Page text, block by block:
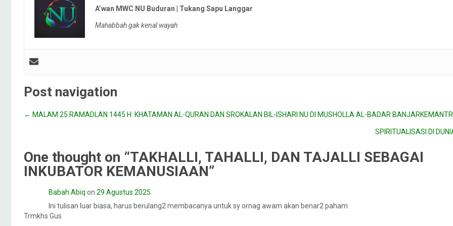
A’wan MWC NU Buduran | Tukang Sapu Langgar
Mahabbah gak kenal wayah
Post navigation
← MALAM 25 RAMADLAN 1445 H: KHATAMAN AL-QURAN DAN SROKALAN BIL-ISHARI NU DI MUSHOLLA AL-BADAR
SPIRITUALISASI DI
One thought on “TAKHALLI, TAHALLI, DAN TAJALLI SEBAGAI
INKUBATOR KEMANUSIAAN”
Babah Abiq on 29 Agustus 2025
Ini tulisan luar biasa, harus berulang2 membacanya untuk sy ornag awam akan benar2 paham
Trmkhs Gus